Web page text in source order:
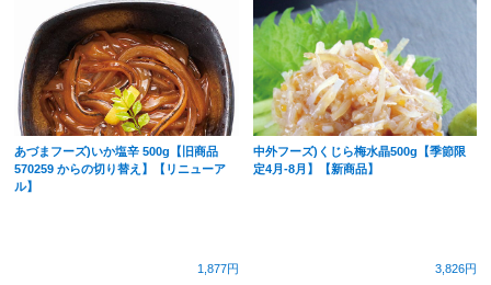
あづまフーズ)いか塩辛 500g【旧商品
570259 からの切り替え】【リニューア
ル】
1,877円
中外フーズ)くじら梅水晶500g【季節限
定4月-8月】【新商品】
3,826円